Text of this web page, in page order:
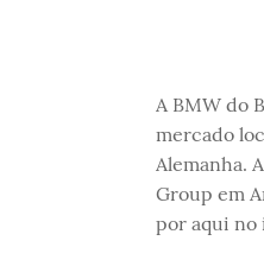
A BMW do
mercado
Alemanha.
Group em
por aqui no